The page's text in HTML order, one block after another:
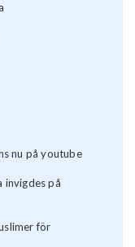
nu på youtube
invigdes på
för